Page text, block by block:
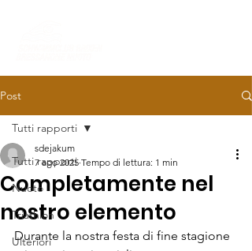
Post
Tutti rapporti
Nuoto
Triathlon
Ulteriori
Tutti rapporti
Completamente nel
nostro elemento
sdejakum
7 ago 2025 Tempo di lettura: 1 min
Durante la nostra festa di fine stagione